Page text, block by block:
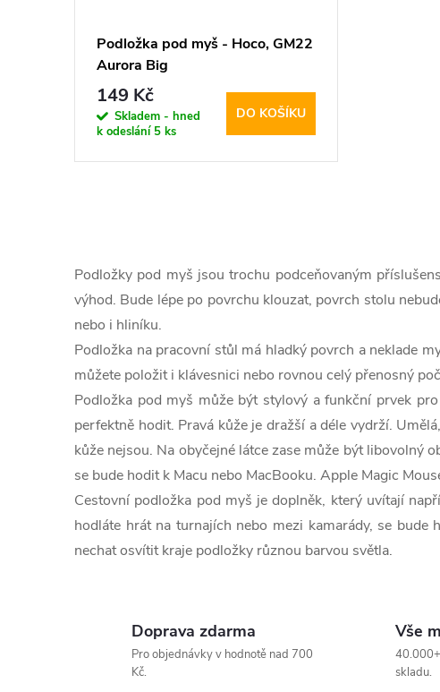
t
d
k
t
ů
Podložka pod myš - Hoco, GM22
Aurora Big
149 Kč
Skladem - hned
k odeslání 5 ks
DO KOŠÍKU
v
l
á
d
a
c
í
p
r
Podložky pod myš jsou trochu podceňovaným
výhod. Bude lépe po povrchu klouzat, povrch stolu
nebo i hliníku.
Podložka na pracovní stůl má hladký povrch a neklade
můžete položit i klávesnici nebo rovnou celý přenosný
Podložka pod myš může být stylový a funkční prvek
perfektně hodit. Pravá kůže je dražší a déle vydrží.
kůže nejsou. Na obyčejné látce zase může být libovolný
se bude hodit k Macu nebo MacBooku. Apple Magic
Cestovní podložka pod myš je doplněk, který uvítají
hodláte hrát na turnajích nebo mezi kamarády, se
nechat osvítit kraje podložky různou barvou světla.
Doprava zdarma
Pro objednávky v hodnotě nad 700
Kč.
Vše
skladu.